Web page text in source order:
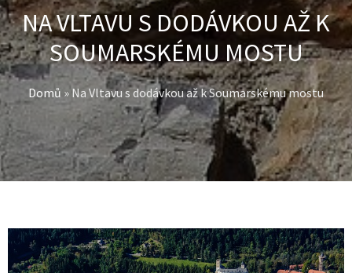
NA VLTAVU S DODÁVKOU AŽ K
SOUMARSKÉMU MOSTU
Domů »Na Vltavu s dodávkou až k Soumarskému mostu